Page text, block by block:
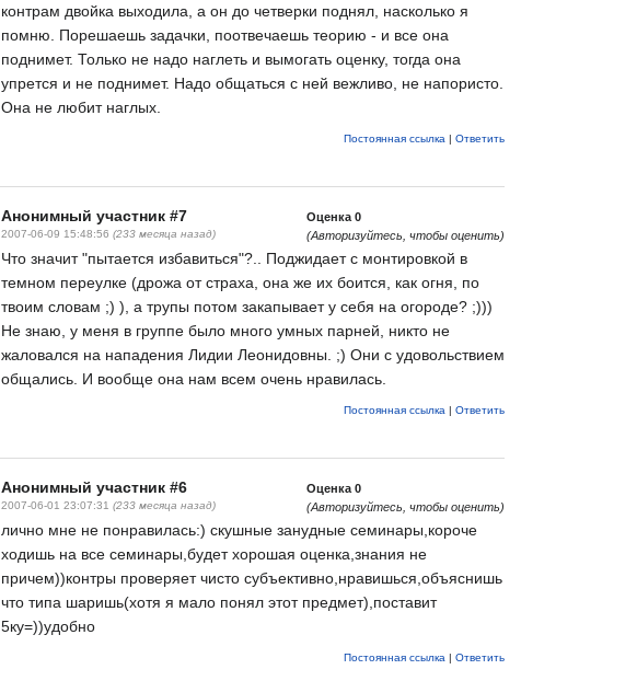
контрам двойка выходила, а он до четверки поднял, насколько я
помню. Порешаешь задачки, поотвечаешь теорию - и все она
поднимет. Только не надо наглеть и вымогать оценку, тогда она
упрется и не поднимет. Надо общаться с ней вежливо, не напористо.
Она не любит наглых.
Постоянная ссылка | Ответить
Анонимный участник #7
2007-06-09 15:48:56 (233 месяца назад)
Оценка 0
(Авторизуйтесь, чтобы оценить)
Что значит "пытается избавиться"?.. Поджидает с монтировкой в
темном переулке (дрожа от страха, она же их боится, как огня, по
твоим словам ;) ), а трупы потом закапывает у себя на огороде? ;)))
Не знаю, у меня в группе было много умных парней, никто не
жаловался на нападения Лидии Леонидовны. ;) Они с удовольствием
общались. И вообще она нам всем очень нравилась.
Постоянная ссылка | Ответить
Анонимный участник #6
2007-06-01 23:07:31 (233 месяца назад)
Оценка 0
(Авторизуйтесь, чтобы оценить)
лично мне не понравилась:) скушные занудные семинары,короче
ходишь на все семинары,будет хорошая оценка,знания не
причем))контры проверяет чисто субъективно,нравишься,объяснишь
что типа шаришь(хотя я мало понял этот предмет),поставит
5ку=))удобно
Постоянная ссылка | Ответить